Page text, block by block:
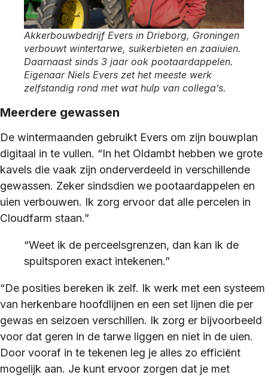
Akkerbouwbedrijf Evers in Drieborg, Groningen
verbouwt wintertarwe, suikerbieten en zaaiuien.
Daarnaast sinds 3 jaar ook pootaardappelen.
Eigenaar Niels Evers zet het meeste werk
zelfstandig rond met wat hulp van collega’s.
Meerdere gewassen
De wintermaanden gebruikt Evers om zijn bouwplan
digitaal in te vullen. “In het Oldambt hebben we grote
kavels die vaak zijn onderverdeeld in verschillende
gewassen. Zeker sindsdien we pootaardappelen en
uien verbouwen. Ik zorg ervoor dat alle percelen in
Cloudfarm staan.”
“Weet ik de perceelsgrenzen, dan kan ik de
spuitsporen exact intekenen.”
“De posities bereken ik zelf. Ik werk met een systeem
van herkenbare hoofdlijnen en een set lijnen die per
gewas en seizoen verschillen. Ik zorg er bijvoorbeeld
voor dat geren in de tarwe liggen en niet in de uien.
Door vooraf in te tekenen leg je alles zo efficiënt
mogelijk aan. Je kunt ervoor zorgen dat je met